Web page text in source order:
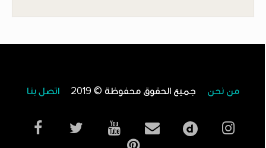
من نحن جميع الحقوق محفوظة © 2019 اتصل بنا